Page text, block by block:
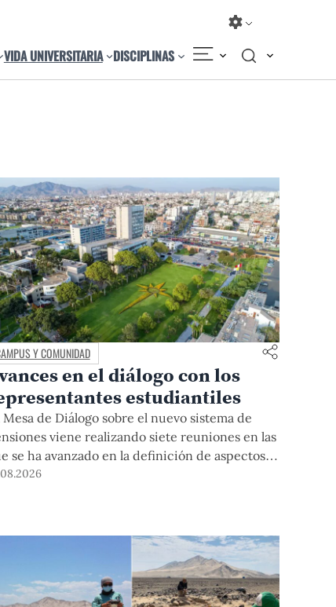
VIDA UNIVERSITARIA DISCIPLINAS
Y COMUNIDAD
en el diálogo con los
estudiantiles
Mesa de Diálogo sobre el nuevo sistema de
viene realizando siete reuniones en las
se ha avanzado en la definición de aspectos
para su desarrollo.